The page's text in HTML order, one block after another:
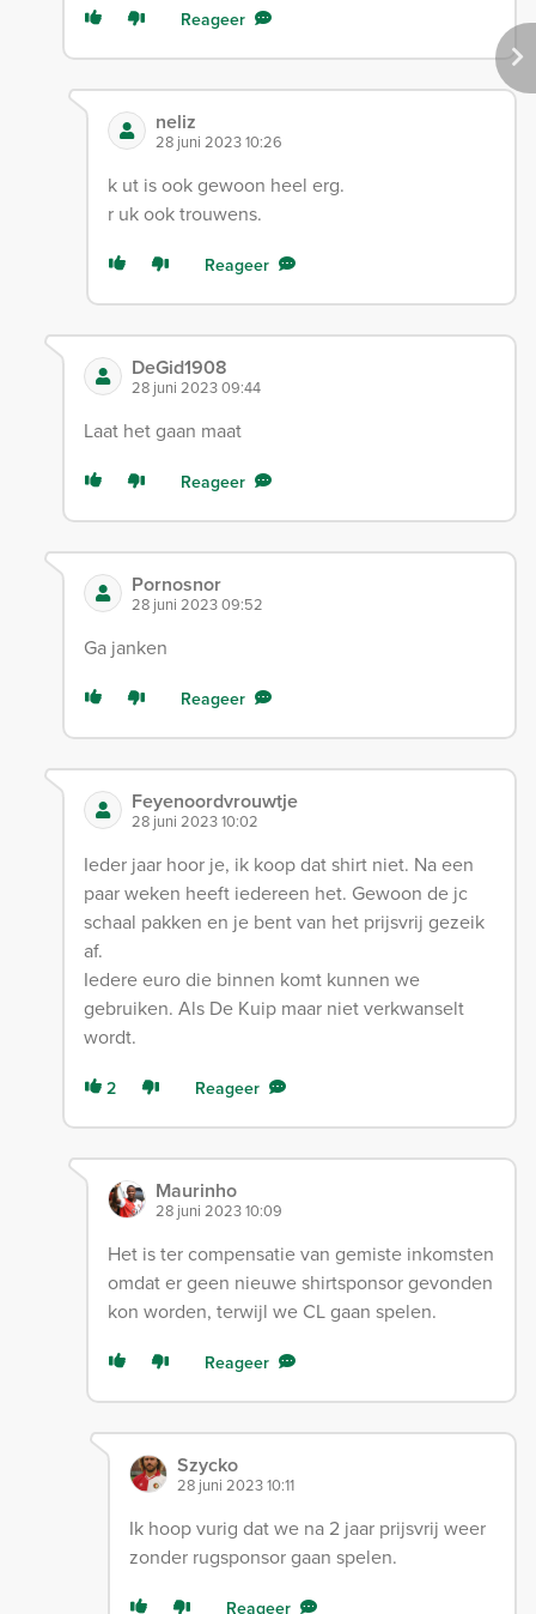
Reageer
neliz
28 juni 2023 10:26
k ut is ook gewoon heel erg.
r uk ook trouwens.
Reageer
DeGid1908
28 juni 2023 09:44
Laat het gaan maat
Reageer
Pornosnor
28 juni 2023 09:52
Ga janken
Reageer
Feyenoordvrouwtje
28 juni 2023 10:02
Ieder jaar hoor je, ik koop dat shirt niet. Na een
paar weken heeft iedereen het. Gewoon de jc
schaal pakken en je bent van het prijsvrij gezeik
af.
Iedere euro die binnen komt kunnen we
gebruiken. Als De Kuip maar niet verkwanselt
wordt.
2 Reageer
Maurinho
28 juni 2023 10:09
Het is ter compensatie van gemiste inkomsten
omdat er geen nieuwe shirtsponsor gevonden
kon worden, terwijl we CL gaan spelen.
Reageer
Szycko
28 juni 2023 10:11
Ik hoop vurig dat we na 2 jaar prijsvrij weer
zonder rugsponsor gaan spelen.
Reageer